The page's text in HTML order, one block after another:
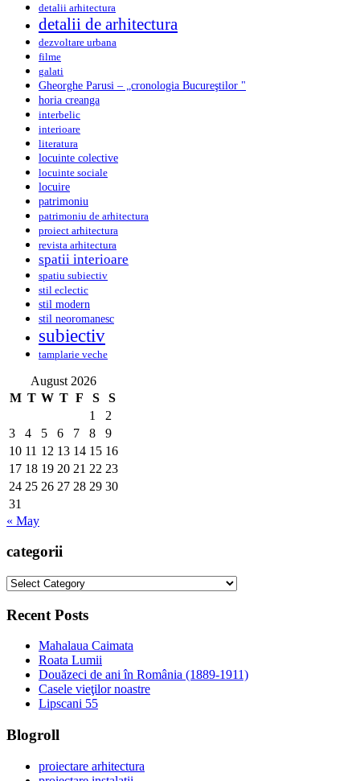
detalii arhitectura
detalii de arhitectura
dezvoltare urbana
filme
galati
Gheorghe Parusi – „cronologia Bucureştilor "
horia creanga
interbelic
interioare
literatura
locuinte colective
locuinte sociale
locuire
patrimoniu
patrimoniu de arhitectura
proiect arhitectura
revista arhitectura
spatii interioare
spatiu subiectiv
stil eclectic
stil modern
stil neoromanesc
subiectiv
tamplarie veche
August 2026
M T W T F S
S
1
2
3
4 5 6 7 8
9
10 11 12 13 14 15 16
17 18 19 20 21 22 23
24 25 26 27 28 29 30
31
« May
categorii
categorii
Recent Posts
Mahalaua Caimata
Roata Lumii
Douăzeci de ani în România (1889-1911)
Casele vieţilor noastre
Lipscani 55
Blogroll
proiectare arhitectura